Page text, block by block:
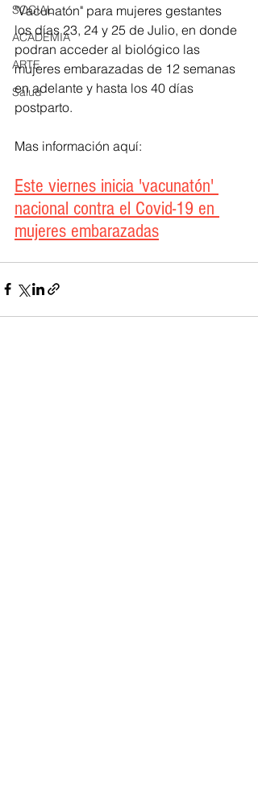
SOCIAL
ACADEMIA
ARTE
Salud
"Vacunatón" para mujeres gestantes
los días 23, 24 y 25 de Julio, en donde
podran acceder al biológico las
mujeres embarazadas de 12 semanas
en adelante y hasta los 40 días
postparto.​
Mas información aquí:
Este viernes inicia 'vacunatón'
nacional contra el Covid-19 en
mujeres embarazadas